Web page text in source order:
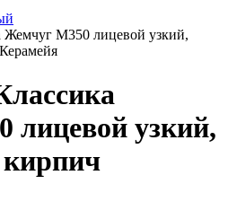
М350 лицевой узкий,
узкий,